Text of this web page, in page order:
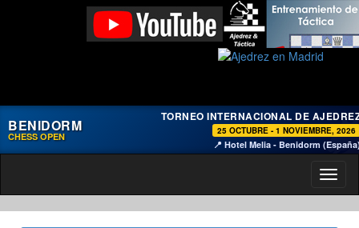
BENIDORM
CHESS OPEN
TORNEO INTERNACIONAL DE
25 OCTUBRE - 1 NOVIEMBRE, 2026
📍 Hotel Melia - Benidorm